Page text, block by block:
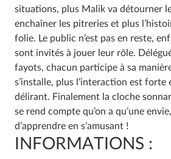
situations, plus Malik va détourner
enchaîner les pitreries et plus
folie. Le public n’est pas en reste,
sont invités à jouer leur rôle.
fayots, chacun participe à sa
s’installe, plus l’interaction est forte
délirant. Finalement la cloche
se rend compte qu’on a qu’une
d’apprendre en s’amusant !
INFORMATIONS :